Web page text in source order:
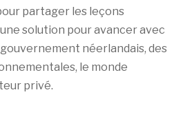
partager les leçons
solution pour avancer avec
néerlandais, des
le monde
privé.